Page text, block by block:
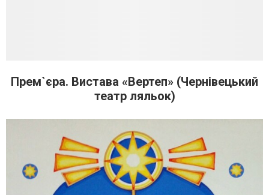
Прем`єра. Вистава «Вертеп» (Чернівецький
театр ляльок)